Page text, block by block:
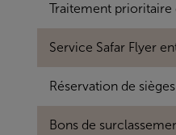
Traitement prioritaire
Service Safar Flyer
Réservation de
Bons de